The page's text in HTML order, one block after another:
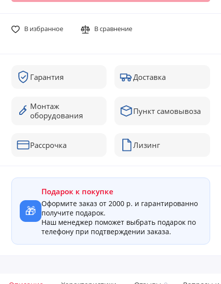
В избранное В сравнение
Гарантия Доставка
Монтаж
оборудования
Пункт самовывоза
Рассрочка Лизинг
🎁
Подарок к покупке
Оформите заказ от 2000 р. и гарантированно
получите подарок.
Наш менеджер поможет выбрать подарок по
телефону при подтверждении заказа.